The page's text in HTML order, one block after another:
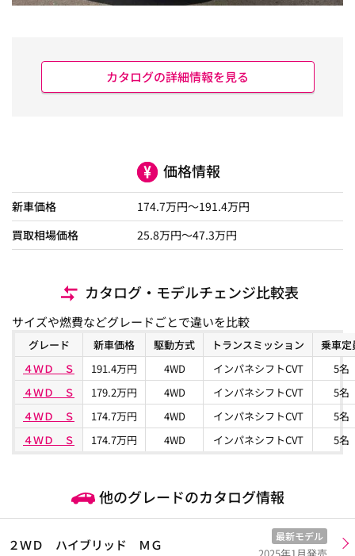
カタログの詳細情報を見る
価格情報
新車価格 174.7万円～191.4万円
買取相場価格
25.8万円〜47.3万円
カタログ・モデルチェンジ比較表
サイズや燃費などグレードごとで違いを比較
グレード 新車価格 駆動方式 トランスミッション
乗車定
４ＷＤ Ｓ
191.4万円 4WD インパネシフトCVT
5名
４ＷＤ Ｓ
179.2万円 4WD インパネシフトCVT
5名
４ＷＤ Ｓ
174.7万円 4WD インパネシフトCVT
5名
４ＷＤ Ｓ
174.7万円 4WD インパネシフトCVT 5名
他のグレードのカタログ情報
２ＷＤ ハイブリッド ＭＧ
最新モデル
2025年1月発売